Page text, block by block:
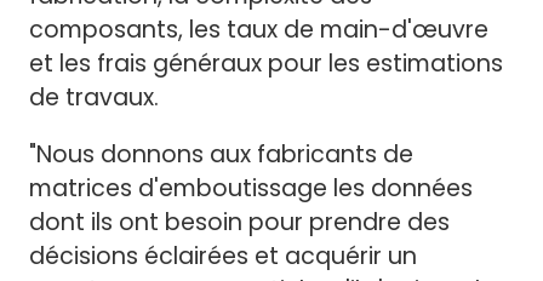
composants, les taux de main-d'œuvre
et les frais généraux pour les estimations
de travaux.
"Nous donnons aux fabricants de
matrices d'emboutissage les données
dont ils ont besoin pour prendre des
décisions éclairées et acquérir un